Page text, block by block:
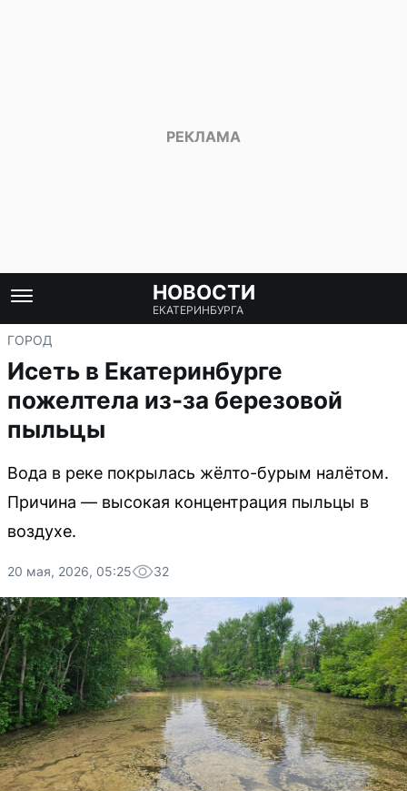
НОВОСТИ
ЕКАТЕРИНБУРГА
ГОРОД
Исеть в Екатеринбурге
пожелтела из-за березовой
пыльцы
Вода в реке покрылась жёлто-бурым налётом.
Причина — высокая концентрация пыльцы в
воздухе.
20 мая, 2026, 05:25 32